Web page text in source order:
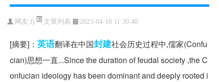
网友:fj 文章列表 2023-04-18 11:30:40
[摘要]： 英语翻译在中国封建社会历史过程中,儒家(Confu
cian)思想一直...Since the duration of feudal society ,the C
onfucian ideology has been dominant and deeply rooted i